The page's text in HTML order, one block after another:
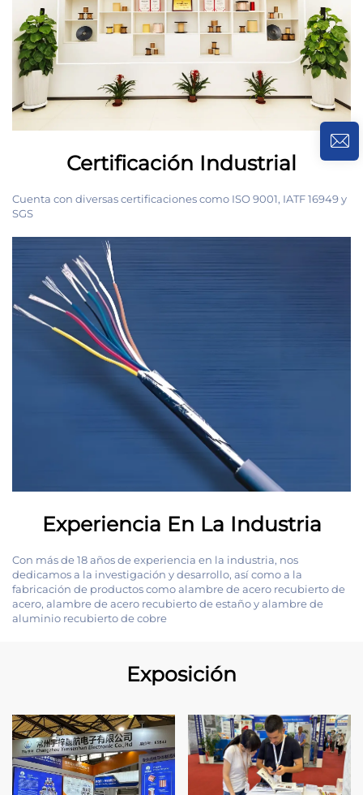
Certificación Industrial
Cuenta con diversas certificaciones como ISO 9001, IATF 16949 y
SGS
Experiencia En La Industria
Con más de 18 años de experiencia en la industria, nos
dedicamos a la investigación y desarrollo, así como a la
fabricación de productos como alambre de acero recubierto de
acero, alambre de acero recubierto de estaño y alambre de
aluminio recubierto de cobre
Exposición